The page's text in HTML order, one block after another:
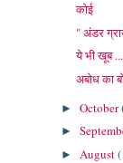
कोई
" अंडर
ये भी खूब
अबोध का
►October
►
► August